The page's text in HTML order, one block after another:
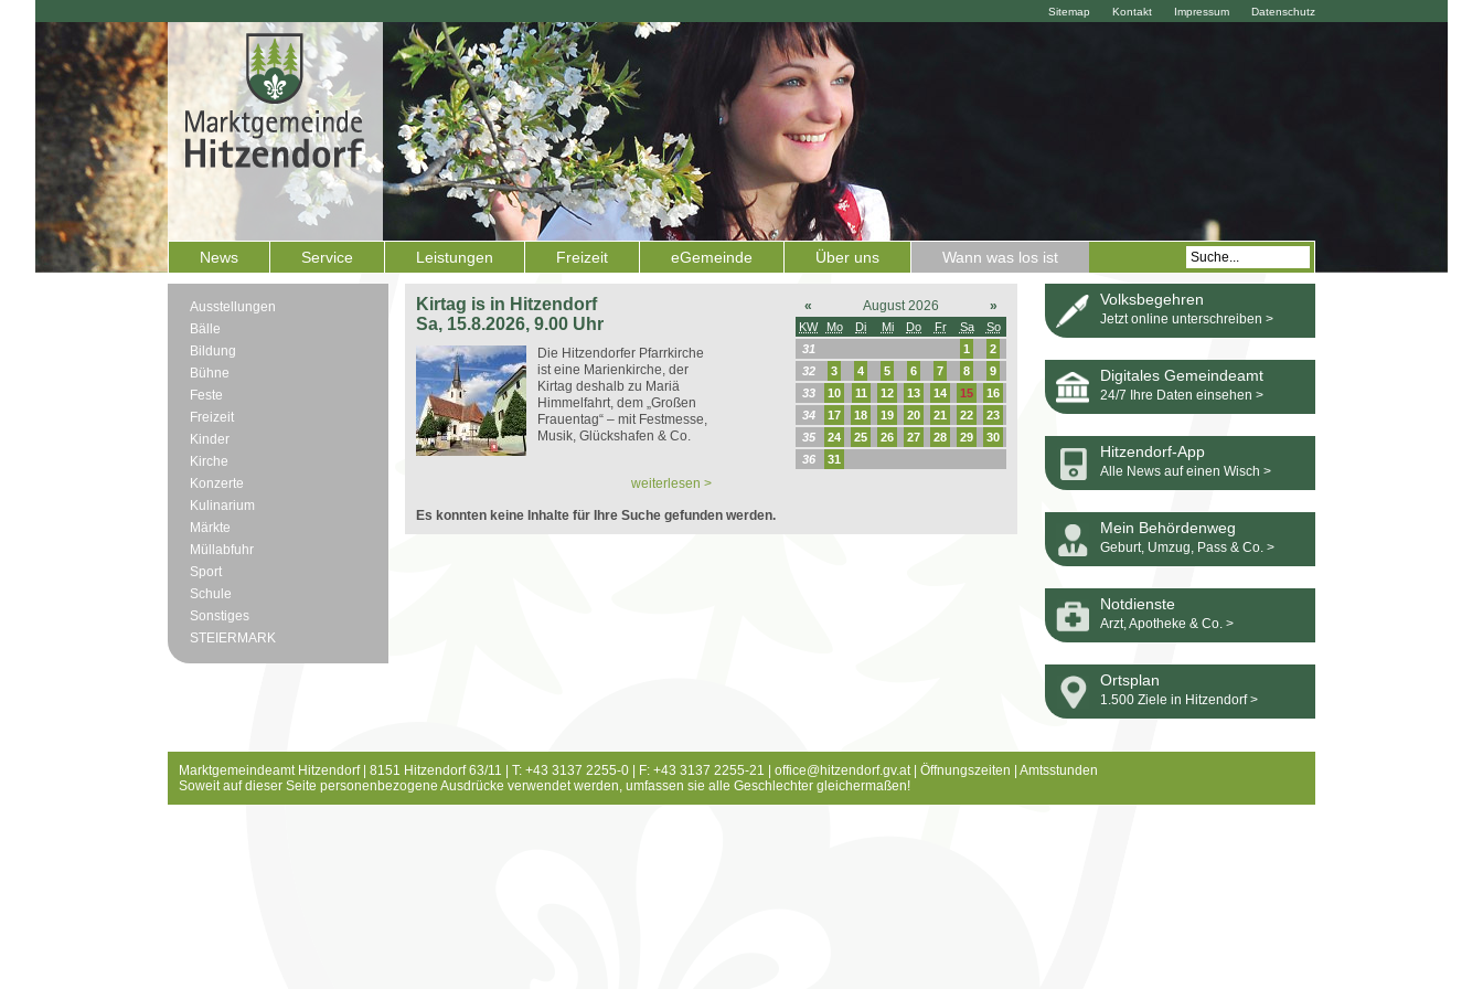
Datenschutz
Impressum
Kontakt
Sitemap
News Service Leistungen Freizeit eGemeinde Über uns Wann was los ist
Ausstellungen
Bälle
Bildung
Bühne
Feste
Freizeit
Kinder
Kirche
Konzerte
Kulinarium
Märkte
Müllabfuhr
Sport
Schule
Sonstiges
STEIERMARK
Kirtag is in Hitzendorf
Sa, 15.8.2026, 9.00 Uhr
Die Hitzendorfer Pfarrkirche
ist eine Marienkirche, der
Kirtag deshalb zu Mariä
Himmelfahrt, dem „Großen
Frauentag“ – mit Festmesse,
Musik, Glückshafen & Co.
weiterlesen >
« August 2026 »
KW Mo Di Mi Do Fr Sa
So
31
1
2
32
3 4 5 6 7 8
9
33
10 11 12 13 14 15
16
34
17 18 19 20 21 22
23
35
24 25 26 27 28 29
30
36
31
Es konnten keine Inhalte für Ihre Suche gefunden werden.
Volksbegehren
Jetzt online unterschreiben >
Digitales Gemeindeamt
24/7 Ihre Daten einsehen >
Hitzendorf-App
Alle News auf einen Wisch >
Mein Behördenweg
Geburt, Umzug, Pass & Co. >
Notdienste
Arzt, Apotheke & Co. >
Ortsplan
1.500 Ziele in Hitzendorf >
Marktgemeindeamt Hitzendorf | 8151 Hitzendorf 63/11 | T: +43 3137 2255-0 | F: +43 3137 2255-21 | office@hitzendorf.gv.at| Öffnungszeiten
Amtsstunden
Soweit auf dieser Seite personenbezogene Ausdrücke verwendet werden, umfassen sie alle Geschlechter gleichermaßen!